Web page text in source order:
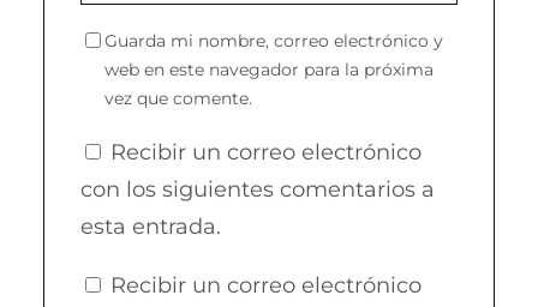
Guarda mi nombre, correo electrónico y
web en este navegador para la próxima
vez que comente.
Recibir un correo electrónico
con los siguientes comentarios a
esta entrada.
Recibir un correo electrónico